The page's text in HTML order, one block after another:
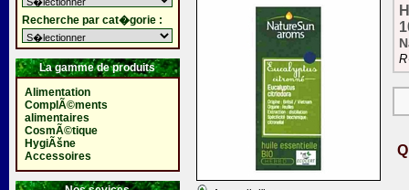
Recherche par cat�gorie :
La gamme de produits
Alimentation
ComplÃ©ments
alimentaires
CosmÃ©tique
HygiÃšne
Accessoires